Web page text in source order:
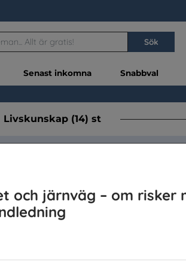
och järnväg – om risker
Sök
Senast inkomna Snabbval
Livskunskap (14) st
som visas nedan använder du denna